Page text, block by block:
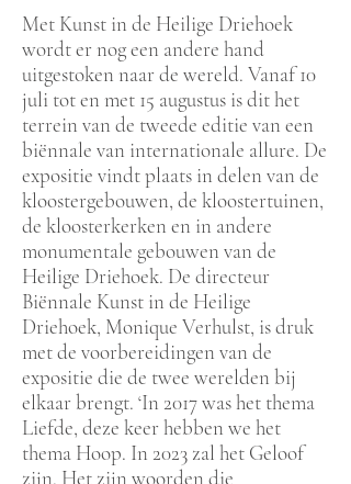
Met Kunst in de Heilige Driehoek
wordt er nog een andere hand
uitgestoken naar de wereld. Vanaf 10
juli tot en met 15 augustus is dit het
terrein van de tweede editie van een
biënnale van internationale allure. De
expositie vindt plaats in delen van de
kloostergebouwen, de kloostertuinen,
de kloosterkerken en in andere
monumentale gebouwen van de
Heilige Driehoek. De directeur
Biënnale Kunst in de Heilige
Driehoek, Monique Verhulst, is druk
met de voorbereidingen van de
expositie die de twee werelden bij
elkaar brengt. ‘In 2017 was het thema
Liefde, deze keer hebben we het
thema Hoop. In 2023 zal het Geloof
zijn. Het zijn woorden die